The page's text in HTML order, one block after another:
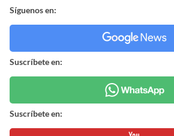
Síguenos en:
Suscríbete en:
Suscríbete en: